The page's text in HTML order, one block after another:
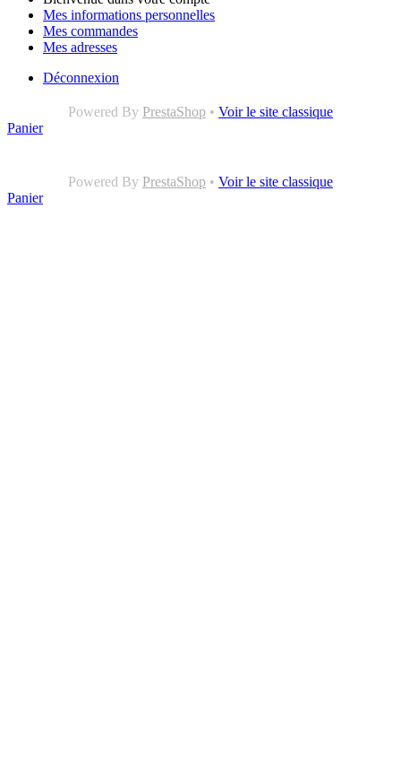
Mes informations personnelles
Mes commandes
Mes adresses
Déconnexion
Powered By PrestaShop • Voir le site classique
Panier
Powered By PrestaShop • Voir le site classique
Panier